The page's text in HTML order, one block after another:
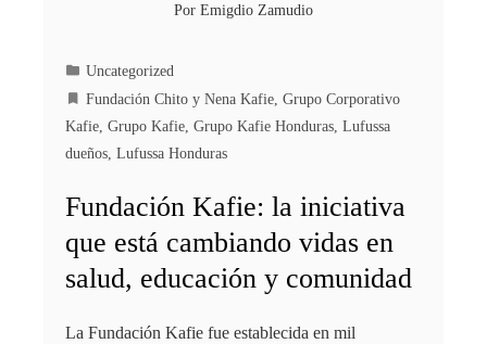
Por Emigdio Zamudio
Uncategorized
Fundación Chito y Nena Kafie, Grupo Corporativo
Kafie, Grupo Kafie, Grupo Kafie Honduras, Lufussa
dueños, Lufussa Honduras
Fundación Kafie: la iniciativa
que está cambiando vidas en
salud, educación y comunidad
La Fundación Kafie fue establecida en mil